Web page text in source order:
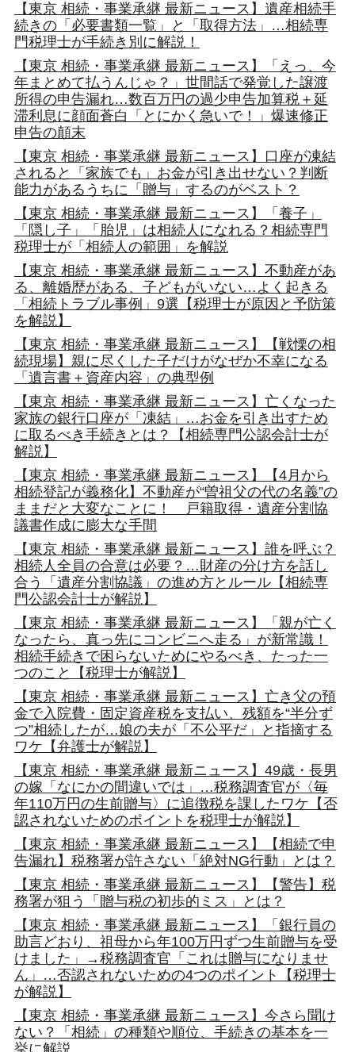
【東京 相続・事業承継 最新ニュース】遺産相続手
続きの「必要書類一覧」と「取得方法」…相続専
門税理士が手続き別に解説！
【東京 相続・事業承継 最新ニュース】「えっ、今
年まとめて払うんじゃ？」世間話で発覚した譲渡
所得の申告漏れ…数百万円の過少申告加算税＋延
滞利息に顔面蒼白「とにかく急いで！」爆速修正
申告の顛末
【東京 相続・事業承継 最新ニュース】口座が凍結
されると「家族でも」お金が引き出せない？判断
能力があるうちに「贈与」するのがベスト？
【東京 相続・事業承継 最新ニュース】「養子」
「隠し子」「胎児」は相続人になれる？相続専門
税理士が「相続人の範囲」を解説
【東京 相続・事業承継 最新ニュース】不動産があ
る、離婚歴がある、子どもがいない…よく起きる
「相続トラブル事例」9選【税理士が原因と予防策
を解説】
【東京 相続・事業承継 最新ニュース】【戦慄の相
続現場】親に尽くした子だけがなぜか不幸になる
「遺言書＋資産内容」の典型例
【東京 相続・事業承継 最新ニュース】亡くなった
家族の銀行口座が「凍結」…お金を引き出すため
に取るべき手続きとは？【相続専門公認会計士が
解説】
【東京 相続・事業承継 最新ニュース】【4月から
相続登記が義務化】不動産が“曽祖父の代の名義”の
ままだと大変なことに！ 戸籍取得・遺産分割協
議書作成に膨大な手間
【東京 相続・事業承継 最新ニュース】誰を呼ぶ？
相続人全員の合意は必要？…財産の分け方を話し
合う「遺産分割協議」の進め方とルール【相続専
門公認会計士が解説】
【東京 相続・事業承継 最新ニュース】「親が亡く
なったら、真っ先にコンビニへ走る」が新常識！
相続手続きで困らないためにやるべき、たった一
つのこと【税理士が解説】
【東京 相続・事業承継 最新ニュース】亡き父の預
金で入院費・固定資産税を支払い、残額を“半分ず
つ”相続したが…娘の夫が「不公平だ」と指摘する
ワケ【弁護士が解説】
【東京 相続・事業承継 最新ニュース】49歳・長男
の嫁「なにかの間違いでは」…税務調査官が〈毎
年110万円の生前贈与〉に追徴税を課したワケ【否
認されないためのポイントを税理士が解説】
【東京 相続・事業承継 最新ニュース】【相続で申
告漏れ】税務署が許さない「絶対NG行動」とは？
【東京 相続・事業承継 最新ニュース】【警告】税
務署が狙う「贈与税の初歩的ミス」とは？
【東京 相続・事業承継 最新ニュース】「銀行員の
助言どおり、祖母から年100万円ずつ生前贈与を受
けました」→税務調査官「これは贈与になりませ
ん」…否認されないための4つのポイント【税理士
が解説】
【東京 相続・事業承継 最新ニュース】今さら聞け
ない？「相続」の種類や順位、手続きの基本を一
挙に解説